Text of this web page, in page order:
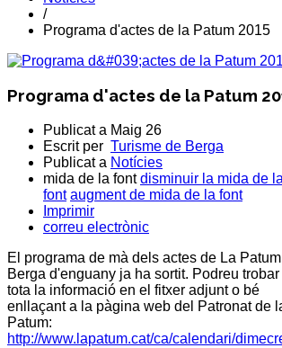
/
Programa d'actes de la Patum 2015
Programa d'actes de la Patum
Publicat a Maig 26
Escrit per Turisme de Berga
Publicat a Notícies
mida de la font disminuir la mida de la
font augment de mida de la font
Imprimir
correu electrònic
El programa de mà dels actes de La
Berga d'enguany ja ha sortit. Podreu trobar
tota la informació en el fitxer adjunt o bé
enllaçant a la pàgina web del Patronat de
Patum:
http://www.lapatum.cat/ca/calendari/